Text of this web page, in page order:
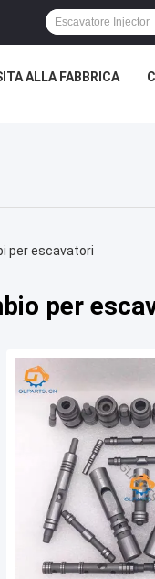
ALLA FABBRICA
per escavatori
per